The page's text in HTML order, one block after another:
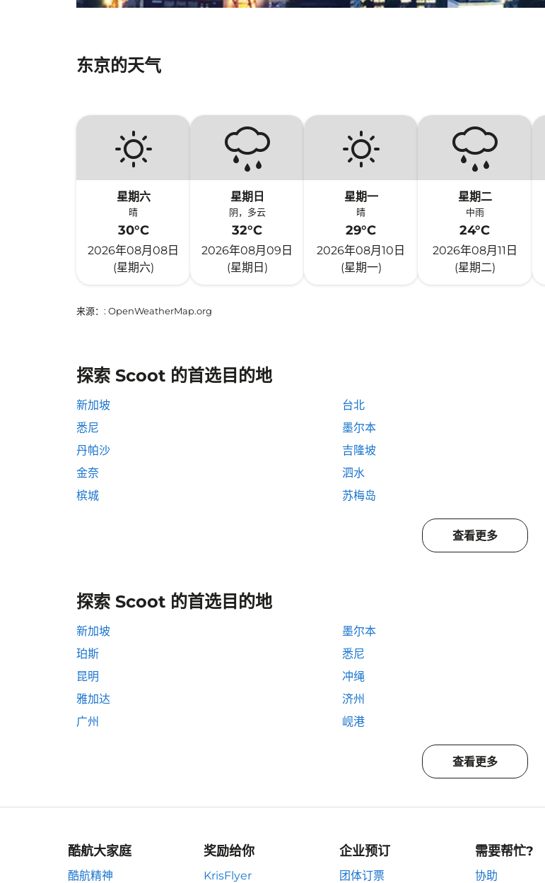
东京的天气
星期六
晴
30°C
2026年08月08日
(星期六)
星期日
阴，多云
32°C
2026年08月09日
(星期日)
星期一
晴
29°C
2026年08月10日
(星期一)
星期二
中雨
24°C
2026年08月11日
(星期二)
来源： : OpenWeatherMap.org
探索 Scoot 的首选目的地
新加坡 台北
悉尼
墨尔本
丹帕沙
吉隆坡
金奈
泗水
槟城
苏梅岛
查看更多
探索 Scoot 的首选目的地
新加坡 墨尔本
珀斯
悉尼
昆明
冲绳
雅加达
济州
广州
岘港
查看更多
酷航大家庭
酷航精神
奖励给你
KrisFlyer
企业预订
团体订票
需要帮忙?
协助